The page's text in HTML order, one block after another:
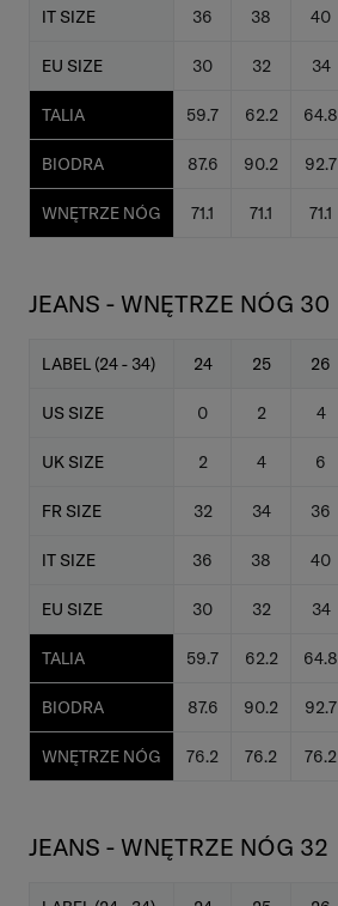
IT SIZE 36 38 40
EU SIZE 30 32 34
TALIA 59.7 62.2 64.8
BIODRA 87.6 90.2 92.7
WNĘTRZE NÓG 71.1 71.1 71.1
JEANS - WNĘTRZE NÓG 30
LABEL (24 - 34) 24 25 26
US SIZE 0 2 4
UK SIZE 2 4 6
FR SIZE 32 34 36
IT SIZE 36 38 40
EU SIZE 30 32 34
TALIA 59.7 62.2 64.8
BIODRA 87.6 90.2 92.7
WNĘTRZE NÓG 76.2 76.2 76.2
JEANS - WNĘTRZE NÓG 32